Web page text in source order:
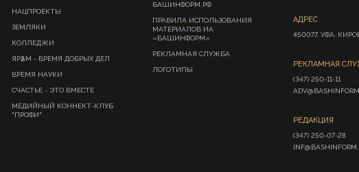
НАЦПРОЕКТЫ
ЗЕМЛЯКИ
КОЛЛЕДЖИ
ЯРҘАМ - ВРЕМЯ ДОБРЫХ ДЕЛ
ВРЕМЯ НАУКИ
СЧАСТЬЕ - ЭТО ВМЕСТЕ
МЕДИЙНЫЙ КОННЕКТ-КЛУБ
"ПРОФИ"
БАШИНФОРМ.РФ
ПРАВИЛА ИСПОЛЬЗОВАНИЯ
МАТЕРИАЛОВ ИА
«БАШИНФОРМ»
РЕКЛАМНАЯ СЛУЖБА
ЛОГОТИПЫ
АДРЕС
450077, УФА,
РЕКЛАМНАЯ
(347) 250-11-11
РЕДАКЦИЯ
(347) 250-07-28